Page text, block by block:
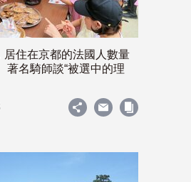
居住在京都的法國人數量
著名騎師談“被選中的理